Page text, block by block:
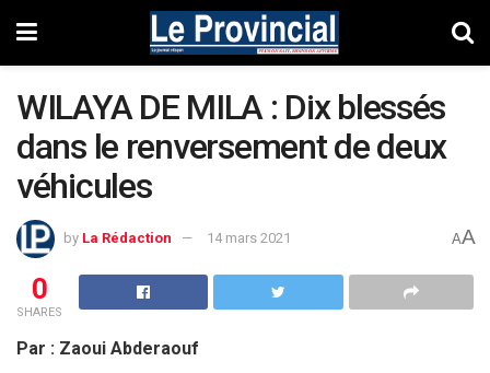
WILAYA DE MILA : Dix blessés
dans le renversement de deux
véhicules
by La Rédaction 14 mars 2021 AA
0
SHARES
Par : Zaoui Abderaouf